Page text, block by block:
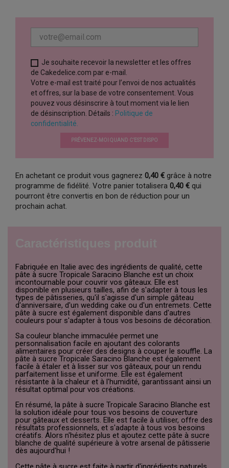
Je souhaite recevoir la newsletter et les offres
de Cakedelice.com par e-mail.
Votre e-mail est traité pour l’envoi de nos actualités
et offres, sur la base de votre consentement. Vous
pouvez vous désinscrire à tout moment via le lien
de désinscription. Détails : Politique de
confidentialité.
PRÉVENEZ-MOI QUAND C’EST DISPO
En achetant ce produit vous gagnerez 0,40 € grâce à notre
programme de fidélité. Votre panier totalisera 0,40 € qui
pourront être convertis en bon de réduction pour un
prochain achat.
Fabriquée en Italie avec des ingrédients de qualité, cette
pâte à sucre Tropicale Saracino Blanche est un choix
incontournable pour couvrir vos gâteaux. Elle est
disponible en plusieurs tailles, afin de s'adapter à tous les
types de pâtisseries, qu'il s'agisse d'un simple gâteau
d'anniversaire, d'un wedding cake ou d'un entremets. Cette
pâte à sucre est également disponible dans d'autres
couleurs pour s'adapter à tous vos besoins de décoration.
Sa couleur blanche immaculée permet une
personnalisation facile en ajoutant des colorants
alimentaires pour créer des designs à couper le souffle. La
pâte à sucre Tropicale Saracino Blanche est également
facile à étaler et à lisser sur vos gâteaux, pour un rendu
parfaitement lisse et uniforme. Elle est également
résistante à la chaleur et à l'humidité, garantissant ainsi un
résultat optimal pour vos créations.
En résumé, la pâte à sucre Tropicale Saracino Blanche est
la solution idéale pour tous vos besoins de couverture
pour gâteaux et desserts. Elle est facile à utiliser, offre des
résultats professionnels, et s'adapte à tous vos besoins
créatifs. Alors n'hésitez plus et ajoutez cette pâte à sucre
blanche de qualité supérieure à votre arsenal de pâtisserie
dès aujourd'hui !